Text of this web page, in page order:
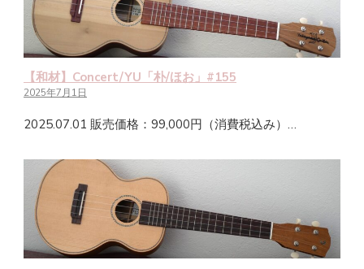
【和材】Concert/YU「朴/ほお」#155
2025年7月1日
2025.07.01 販売価格：99,000円（消費税込み）…